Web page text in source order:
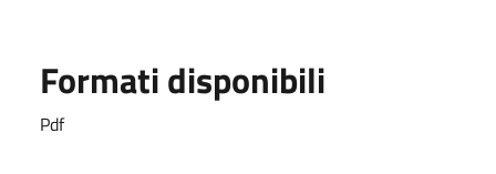
Formati disponibili
Pdf